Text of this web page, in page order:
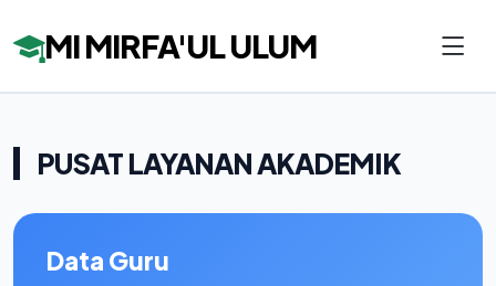
MI MIRFA'UL ULUM
PUSAT LAYANAN AKADEMIK
Data Guru